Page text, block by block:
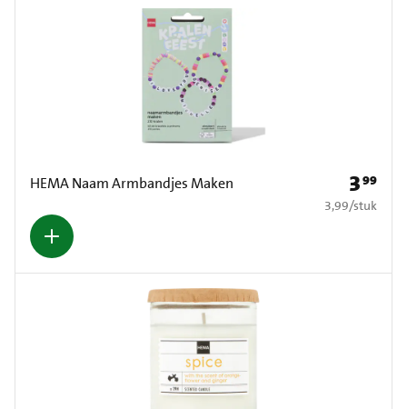
HEMA Naam Armbandjes Maken Prijs: €
399
€ 3,99 per stuk
3,99/stuk